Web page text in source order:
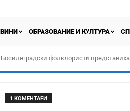
ОБРАЗОВАНИЕ И КУЛТУРА
Босилеградски фолклористи
творчество „Прођох Левач, прођох
1 КОМЕНТАРИ